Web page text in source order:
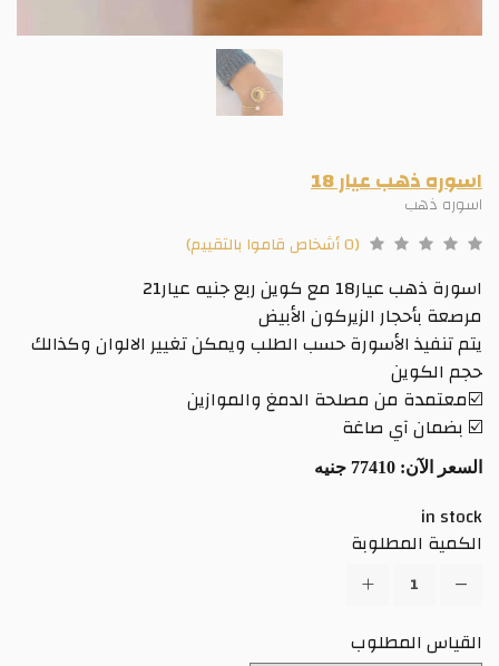
اسوره ذهب عيار 18
اسوره ذهب
(0 أشخاص قاموا بالتقييم)
اسورة ذهب عيار18 مع كوين ربع جنيه عيار21
مرصعة بأحجار الزيركون الأبيض
يتم تنفيذ الأسورة حسب الطلب ويمكن تغيير الالوان وكذالك
حجم الكوين
☑️معتمدة من مصلحة الدمغ والموازين
☑️ بضمان آي صاغة
السعر الآن:
in stock
الكمية المطلوبة
القياس المطلوب